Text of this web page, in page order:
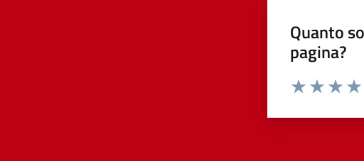
Quanto
pagina?